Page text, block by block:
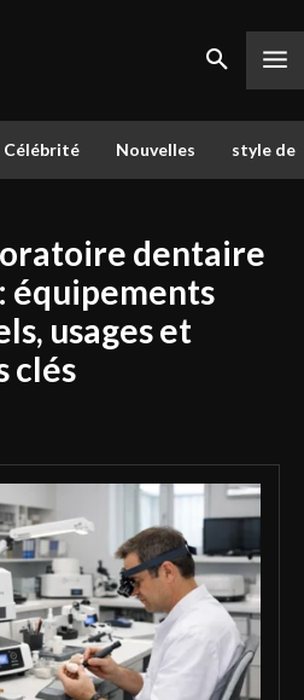
Célébrité Nouvelles style de
dentaire
équipements
usages et
clés